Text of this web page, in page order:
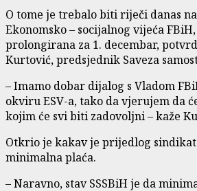
O tome je trebalo biti riječi danas
Ekonomsko – socijalnog vijeća
prolongirana za 1. decembar,
Kurtović, predsjednik Saveza
– Imamo dobar dijalog s Vladom
okviru ESV-a, tako da vjerujem da
kojim će svi biti zadovoljni – kaže
Otkrio je kakav je prijedlog
minimalna plaća.
– Naravno, stav SSSBiH je da